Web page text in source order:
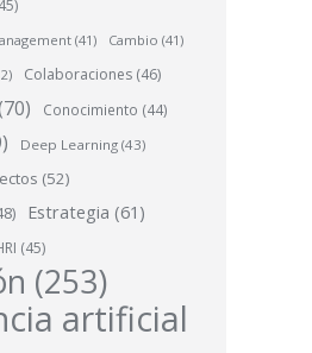
(41) Cambio (41)
Colaboraciones (46)
Conocimiento (44)
Deep Learning (43)
(52)
Estrategia (61)
(45)
(253)
artificial